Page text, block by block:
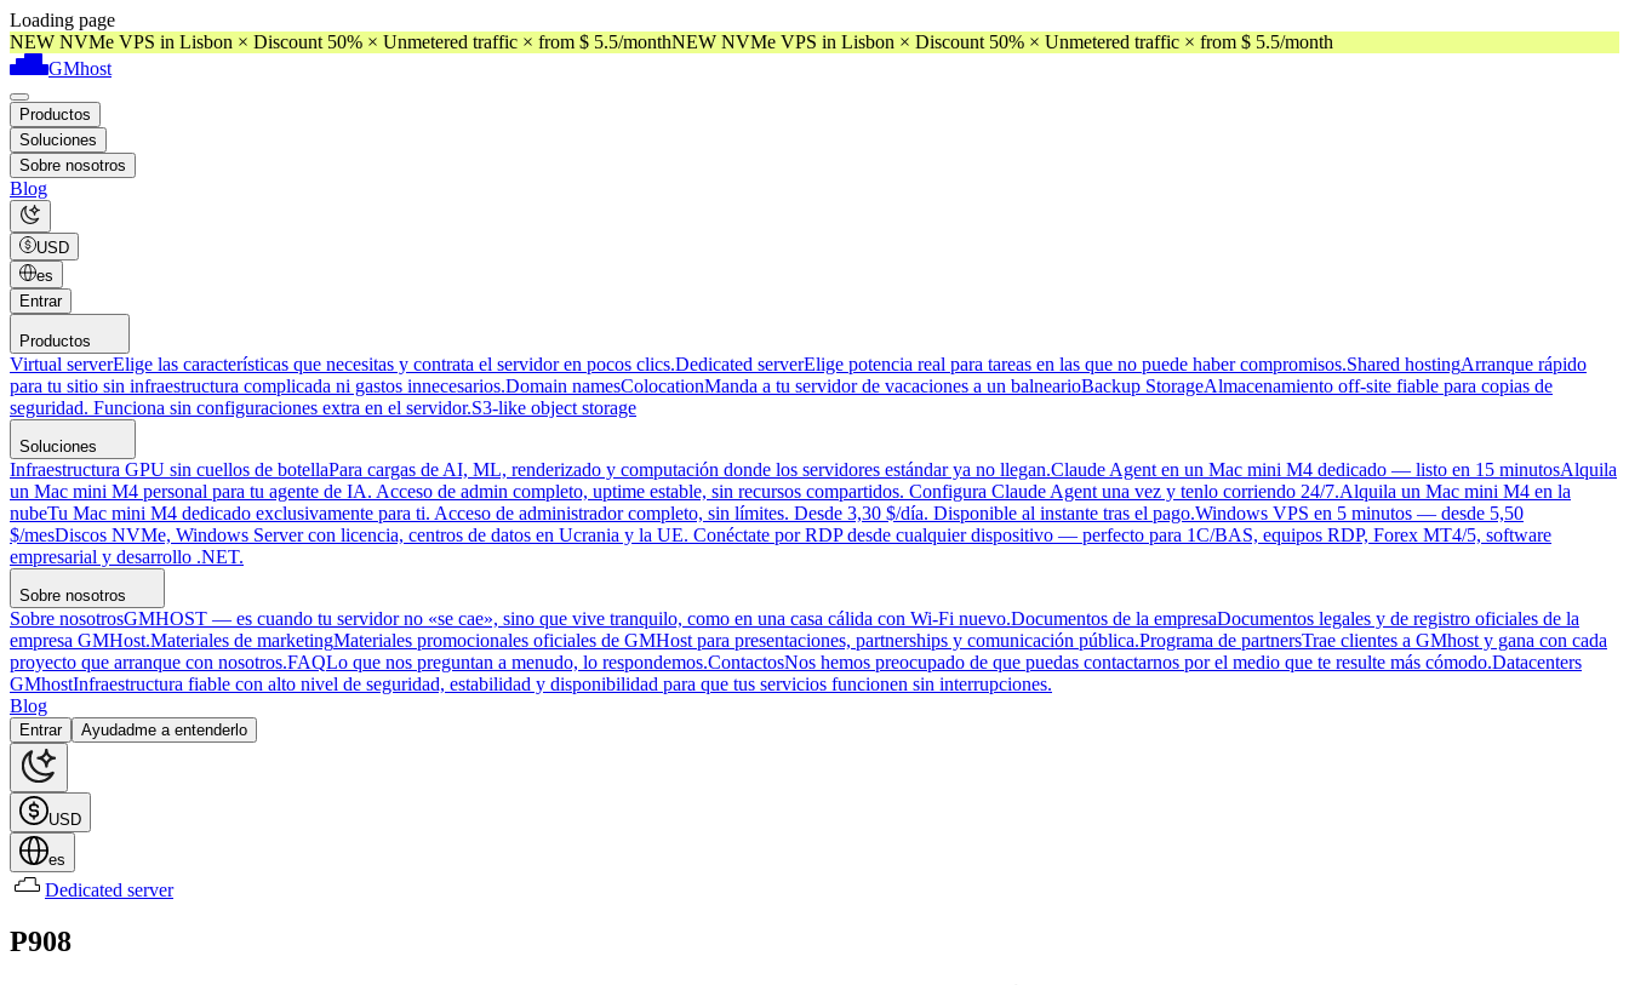
Loading page
NEW NVMe VPS in Lisbon × Discount 50% × Unmetered traffic × from $ 5.5/monthNEW NVMe VPS in Lisbon × Discount 50% × Unmetered traffic × from $ 5.5/month
GMhost
Productos
Soluciones
Sobre nosotros
Blog
USD
es
Entrar
Productos
Virtual serverElige las características que necesitas y contrata el servidor en pocos clics.Dedicated serverElige potencia real para tareas en las que no puede haber compromisos.Shared hostingArranque rápido
para tu sitio sin infraestructura complicada ni gastos innecesarios.Domain namesColocationManda a tu servidor de vacaciones a un balnearioBackup StorageAlmacenamiento off-site fiable para copias de
seguridad. Funciona sin configuraciones extra en el servidor.S3-like object storage
Soluciones
Infraestructura GPU sin cuellos de botellaPara cargas de AI, ML, renderizado y computación donde los servidores estándar ya no llegan.Claude Agent en un Mac mini M4 dedicado — listo en 15 minutosAlquila
un Mac mini M4 personal para tu agente de IA. Acceso de admin completo, uptime estable, sin recursos compartidos. Configura Claude Agent una vez y tenlo corriendo 24/7.Alquila un Mac mini M4 en la
nubeTu Mac mini M4 dedicado exclusivamente para ti. Acceso de administrador completo, sin límites. Desde 3,30 $/día. Disponible al instante tras el pago.Windows VPS en 5 minutos — desde 5,50
$/mesDiscos NVMe, Windows Server con licencia, centros de datos en Ucrania y la UE. Conéctate por RDP desde cualquier dispositivo — perfecto para 1C/BAS, equipos RDP, Forex MT4/5, software
empresarial y desarrollo .NET.
Sobre nosotros
Sobre nosotrosGMHOST — es cuando tu servidor no «se cae», sino que vive tranquilo, como en una casa cálida con Wi-Fi nuevo.Documentos de la empresaDocumentos legales y de registro oficiales de la
empresa GMHost.Materiales de marketingMateriales promocionales oficiales de GMHost para presentaciones, partnerships y comunicación pública.Programa de partnersTrae clientes a GMhost y gana con cada
proyecto que arranque con nosotros.FAQLo que nos preguntan a menudo, lo respondemos.ContactosNos hemos preocupado de que puedas contactarnos por el medio que te resulte más cómodo.Datacenters
GMhostInfraestructura fiable con alto nivel de seguridad, estabilidad y disponibilidad para que tus servicios funcionen sin interrupciones.
Blog
Entrar Ayudadme a entenderlo
USD
es
Dedicated server
P908